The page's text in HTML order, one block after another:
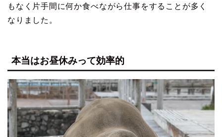
もなく片手間に何か食べながら仕事をすることが多く
なりました。
本当はお昼休みって効率的